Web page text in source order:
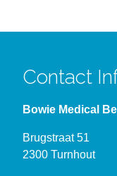
Contact
Bowie Medical
Brugstraat 51
2300 Turnhout